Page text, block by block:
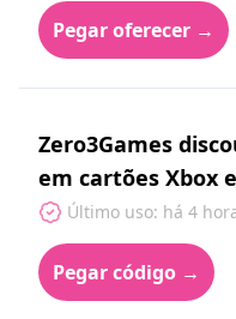
Pegar oferecer →
Zero3Games
em cartões Xbox
Último uso: há 4
Pegar código →